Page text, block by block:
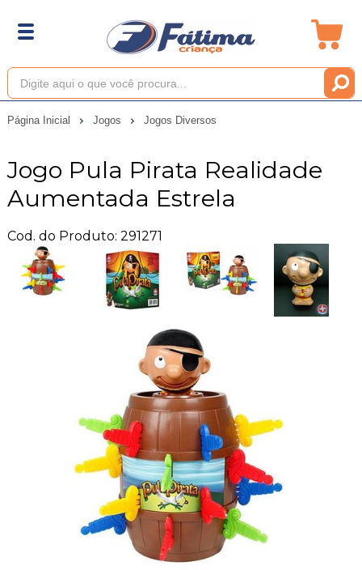
Página Inicial Jogos Jogos Diversos
Jogo Pula Pirata Realidade
Aumentada Estrela
Cod. do Produto: 291271